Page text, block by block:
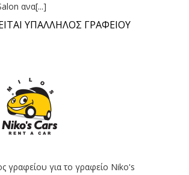
ανα[...]
ΥΠΑΛΛΗΛΟΣ ΓΡΑΦΕΙΟΥ
γραφείου για το γραφείο Niko's